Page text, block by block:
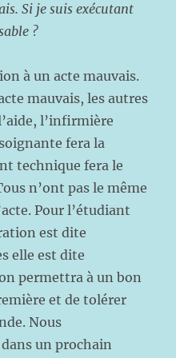
Si je suis exécutant
?
à un acte mauvais.
mauvais, les autres
l’infirmière
fera la
technique fera le
n’ont pas le même
Pour l’étudiant
est dite
elle est dite
permettra à un bon
et de tolérer
Nous
un prochain